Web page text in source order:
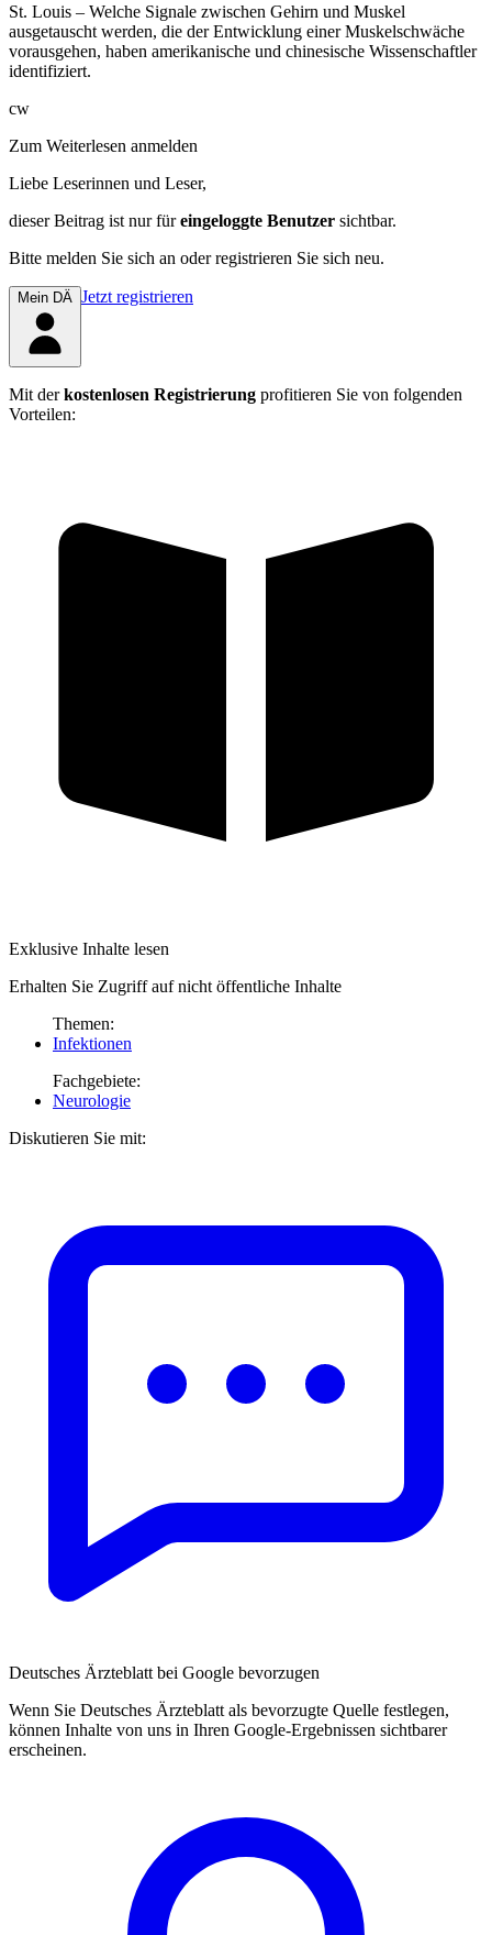
St. Louis – Welche Signale zwischen Gehirn und Muskel
ausgetauscht werden, die der Entwicklung einer Mus­kelschwäche
vorausgehen, haben amerikanische und chinesische Wissenschaftler
identifiziert.
cw
Zum Weiterlesen anmelden
Liebe Leserinnen und Leser,
dieser Beitrag ist nur füreingeloggte Benutzer sichtbar.
Bitte melden Sie sich an oder registrieren Sie sich neu.
Mein DÄ Jetzt registrieren
Mit derkostenlosen Registrierung profitieren Sie von folgenden
Vorteilen:
Exklusive Inhalte lesen
Erhalten Sie Zugriff auf nicht öffentliche Inhalte
Themen:
Infektionen
Fachgebiete:
Neurologie
Diskutieren Sie mit:
Deutsches Ärzteblatt bei Google bevorzugen
Wenn Sie Deutsches Ärzteblatt als bevorzugte Quelle festlegen,
können Inhalte von uns in Ihren Google-Ergebnissen sichtbarer
erscheinen.